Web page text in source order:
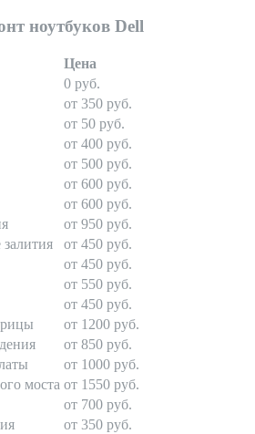
ноутбуков Dell
Цена
0 руб.
от 350 руб.
от 50 руб.
от 400 руб.
от 500 руб.
от 600 руб.
от 600 руб.
от 950 руб.
от 450 руб.
от 450 руб.
от 550 руб.
от 450 руб.
от 1200 руб.
от 850 руб.
от 1000 руб.
моста от 1550 руб.
от 700 руб.
от 350 руб.